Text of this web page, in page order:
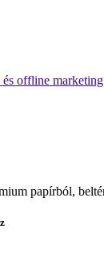
offline marketing